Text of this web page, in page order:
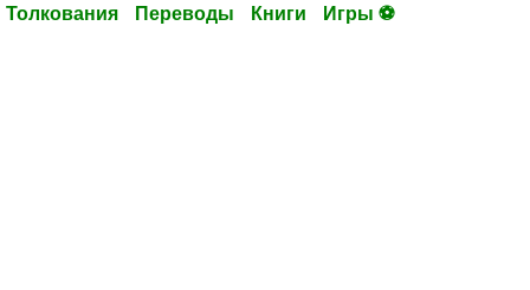
Толкования Переводы Книги Игры ⚽